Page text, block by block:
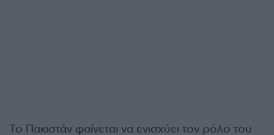
Το Πακιστάν φαίνεται να ενισχύει τον ρόλο του